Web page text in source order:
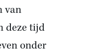
van
deze tijd
onder